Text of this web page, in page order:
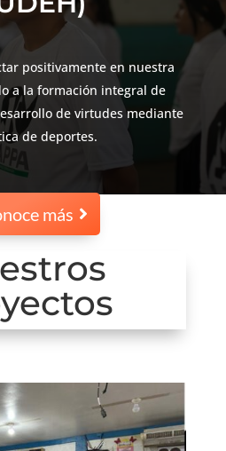
positivamente en nuestra
a la formación integral de
de virtudes mediante
de deportes.
más